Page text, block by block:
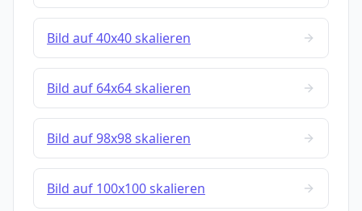
Bild auf 40x40 skalieren
Bild auf 64x64 skalieren
Bild auf 98x98 skalieren
Bild auf 100x100 skalieren